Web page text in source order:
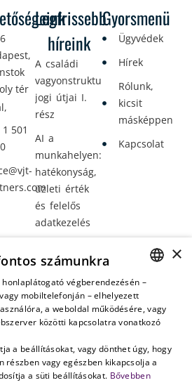
tér
501
Legfrissebb
híreink
A családi
vagyonstrukturálás
jogi útjai I.
rész
AI a
munkahelyen:
hatékonyság,
üzleti érték
és felelős
adatkezelés
amikor a jövő
nem a
véletlenen
múlik
Gyorsmenü
Ügyvédek
Hírek
Rólunk,
kicsit
másképpen
Kapcsolat
HUNGARIAN
ENGLISH
×
számunkra
végberendezésén –
mobiltelefonján – elhelyezett
a weboldal működésére, vagy
közötti kapcsolatra vonatkozó
a beállításokat, vagy dönthet úgy, hogy
részben vagy egészben kikapcsolja a
a süti beállításokat. Bővebben